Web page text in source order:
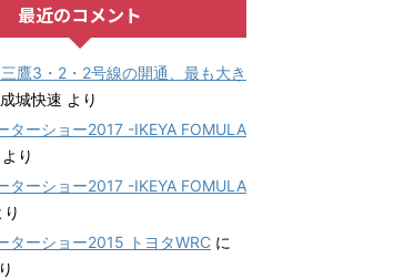
最近のコメント
鷹3・2・2号線の開通、最も大き
成城快速 より
ターショー2017 -IKEYA FOMULA
より
ターショー2017 -IKEYA FOMULA
り
ターショー2015 トヨタWRC に